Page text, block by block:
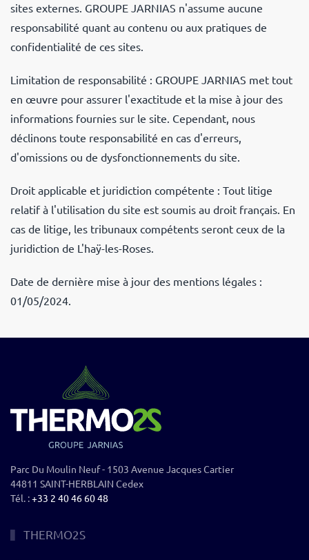
sites externes. GROUPE JARNIAS n'assume aucune
responsabilité quant au contenu ou aux pratiques de
confidentialité de ces sites.
Limitation de responsabilité : GROUPE JARNIAS met tout
en œuvre pour assurer l'exactitude et la mise à jour des
informations fournies sur le site. Cependant, nous
déclinons toute responsabilité en cas d'erreurs,
d'omissions ou de dysfonctionnements du site.
Droit applicable et juridiction compétente : Tout litige
relatif à l'utilisation du site est soumis au droit français. En
cas de litige, les tribunaux compétents seront ceux de la
juridiction de L'haÿ-les-Roses.
Date de dernière mise à jour des mentions légales :
01/05/2024.
Parc Du Moulin Neuf - 1503 Avenue Jacques Cartier
44811 SAINT-HERBLAIN Cedex
Tél. :+33 2 40 46 60 48
THERMO2S